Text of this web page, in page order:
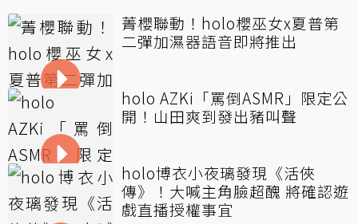
菁櫻聯動！holo櫻巫女x夏普第
二彈加濕器語音即將推出
holo AZKi「罵倒ASMR」限定公
開！山田爽到發出豬叫聲
holo博衣小夜璃發現《活俠
傳》！大喊主角臉超醜 將確認遊
戲直播授權事宜